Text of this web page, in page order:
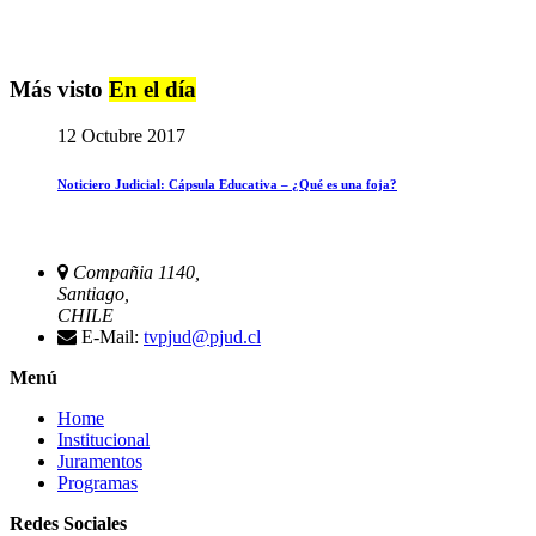
Más visto En el día
12 Octubre 2017
Noticiero Judicial: Cápsula Educativa – ¿Qué es una foja?
Compañia 1140,
Santiago,
CHILE
E-Mail: tvpjud@pjud.cl
Menú
Home
Institucional
Juramentos
Programas
Redes Sociales